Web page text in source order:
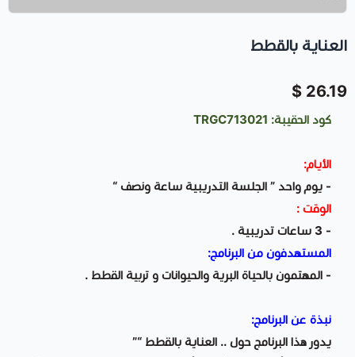
العناية بالقطط
26.19 $
كود الحقيبة: TRGC713021
الأيام:
- يوم واحد ” الجلسة التدريبية ساعة ونصف “
الوقت :
- 3 ساعات تدريبية .
المستهدفون من البرنامج:
- المهتمون بالحياة البرية والحيوانات و تربية القطط .
نبذة عن البرنامج:
يدور هذا البرنامج حول .. العناية بالقطط “”